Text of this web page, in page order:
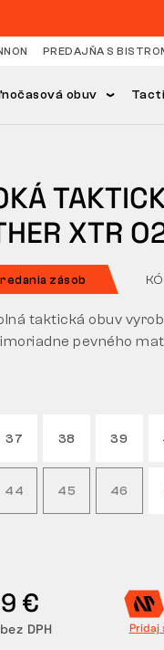
PREDAJŇA S
obuv
XTR
zásob
37 38 39
44 45 46
€
DPH Pridaj
taktická obuv
pevného